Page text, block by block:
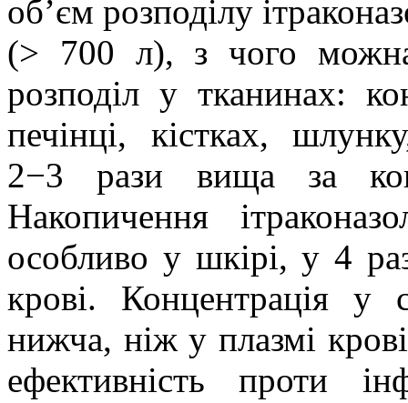
об’єм розподілу
(> 700 л), з чого
розподіл у тканинах:
печінці, кістках,
2−3
рази вища за
Накопичення
особливо у шкірі, у 4
крові. Концентрація у
нижча, ніж у плазмі
ефективність проти